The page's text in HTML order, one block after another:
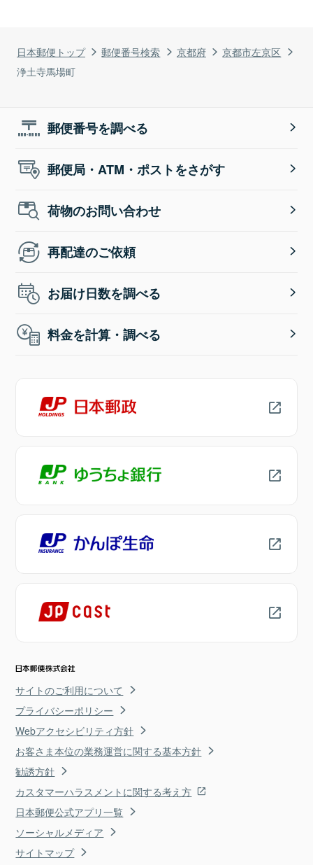
日本郵便トップ 郵便番号検索 京都府
京都市左京区
浄土寺馬場町
郵便番号を調べる
郵便局・ATM・ポストをさがす
荷物のお問い合わせ
再配達のご依頼
お届け日数を調べる
料金を計算・調べる
サイトのご利用について
プライバシーポリシー
Webアクセシビリティ方針
お客さま本位の業務運営に関する基本方針
勧誘方針
カスタマーハラスメントに関する考え方
日本郵便公式アプリ一覧
ソーシャルメディア
サイトマップ